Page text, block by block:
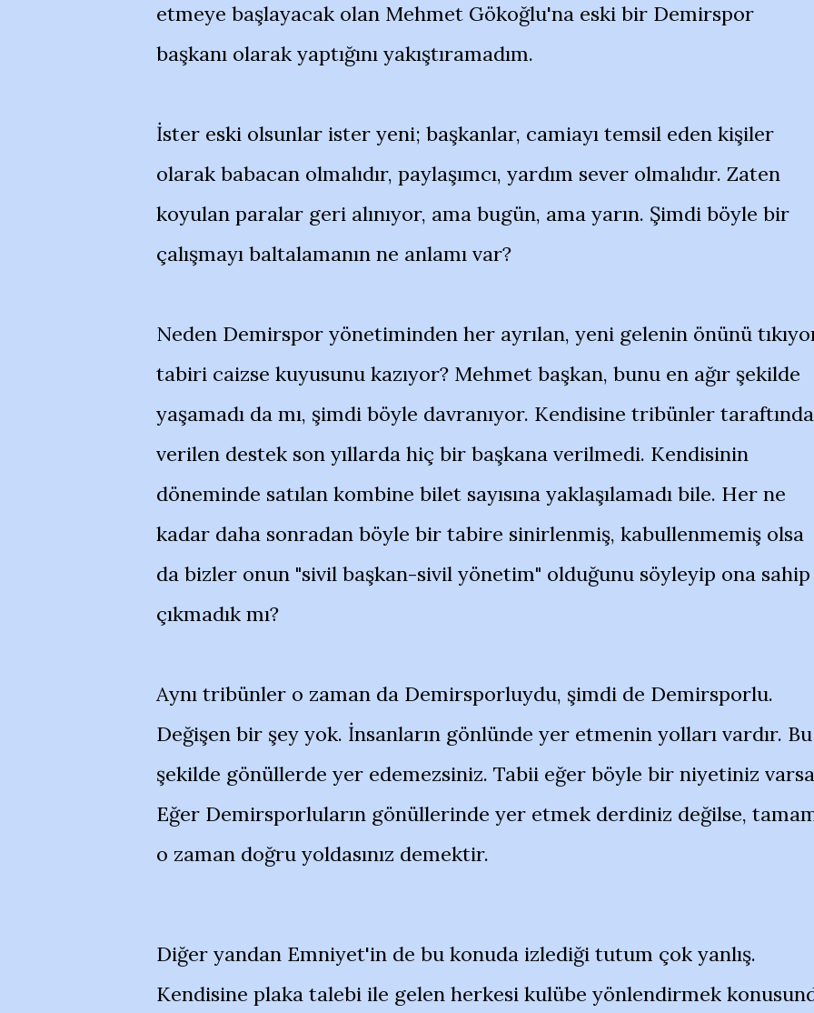
etmeye başlayacak olan Mehmet Gökoğlu'na eski bir Demirspor
başkanı olarak yaptığını yakıştıramadım.
İster eski olsunlar ister yeni; başkanlar, camiayı temsil eden kişiler
olarak babacan olmalıdır, paylaşımcı, yardım sever olmalıdır. Zaten
koyulan paralar geri alınıyor, ama bugün, ama yarın. Şimdi böyle bir
çalışmayı baltalamanın ne anlamı var?
Neden Demirspor yönetiminden her ayrılan, yeni gelenin önünü
tabiri caizse kuyusunu kazıyor? Mehmet başkan, bunu en ağır şekilde
yaşamadı da mı, şimdi böyle davranıyor. Kendisine tribünler
verilen destek son yıllarda hiç bir başkana verilmedi. Kendisinin
döneminde satılan kombine bilet sayısına yaklaşılamadı bile. Her ne
kadar daha sonradan böyle bir tabire sinirlenmiş, kabullenmemiş olsa
da bizler onun "sivil başkan-sivil yönetim" olduğunu söyleyip ona sahip
çıkmadık mı?
Aynı tribünler o zaman da Demirsporluydu, şimdi de Demirsporlu.
Değişen bir şey yok. İnsanların gönlünde yer etmenin yolları vardır. Bu
şekilde gönüllerde yer edemezsiniz. Tabii eğer böyle bir niyetiniz
Eğer Demirsporluların gönüllerinde yer etmek derdiniz değilse,
o zaman doğru yoldasınız demektir.
Diğer yandan Emniyet'in de bu konuda izlediği tutum çok yanlış.
Kendisine plaka talebi ile gelen herkesi kulübe yönlendirmek